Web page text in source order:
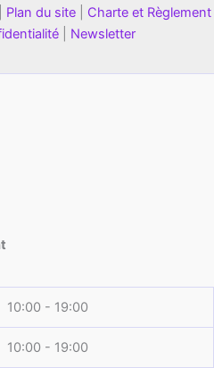
Plan du site
Charte et Règlement
Newsletter
10:00 - 19:00
10:00 - 19:00